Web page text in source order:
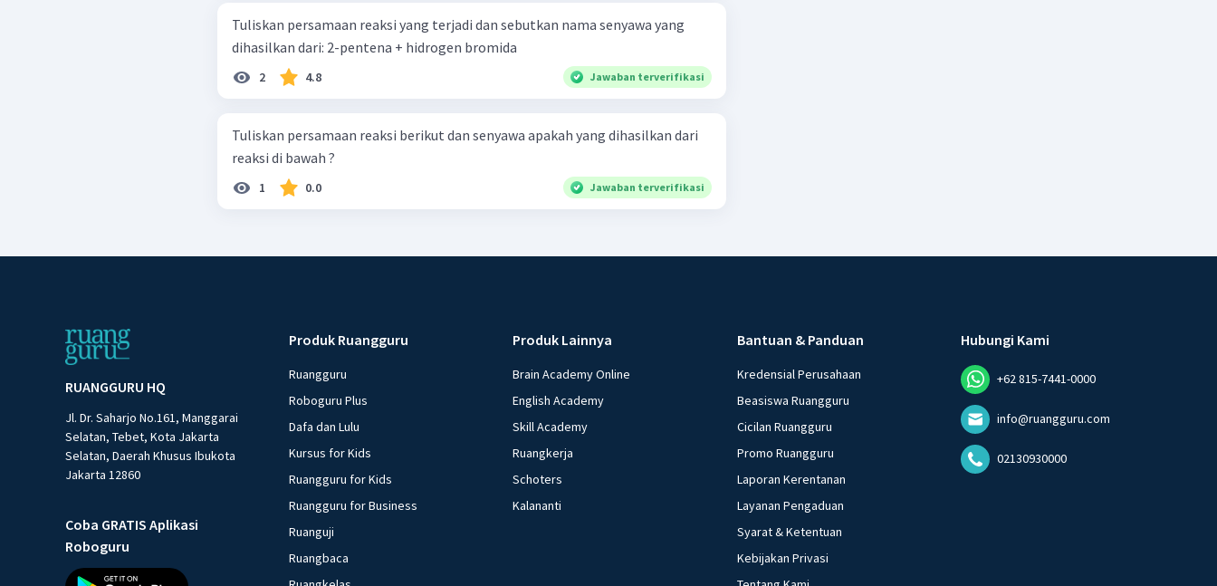
Tuliskan persamaan reaksi yang terjadi dan sebutkan nama senyawa yang
dihasilkan dari: 2-pentena + hidrogen bromida
2 4.8 Jawaban terverifikasi
Tuliskan persamaan reaksi berikut dan senyawa apakah yang dihasilkan dari
reaksi di bawah ?
1 0.0 Jawaban terverifikasi
RUANGGURU HQ
Jl. Dr. Saharjo No.161, Manggarai
Selatan, Tebet, Kota Jakarta
Selatan, Daerah Khusus Ibukota
Jakarta 12860
Coba GRATIS Aplikasi
Roboguru
Produk Ruangguru
Ruangguru
Roboguru Plus
Dafa dan Lulu
Kursus for Kids
Ruangguru for Kids
Ruangguru for Business
Ruanguji
Ruangbaca
Produk Lainnya
Brain Academy Online
English Academy
Skill Academy
Ruangkerja
Schoters
Kalananti
Bantuan & Panduan
Kredensial Perusahaan
Beasiswa Ruangguru
Cicilan Ruangguru
Promo Ruangguru
Laporan Kerentanan
Layanan Pengaduan
Syarat & Ketentuan
Kebijakan Privasi
Hubungi Kami
+62 815-7441-0000
info@ruangguru.com
02130930000